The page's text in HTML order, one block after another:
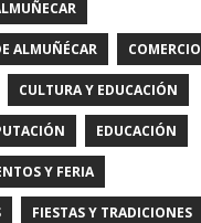
ALMUÑÉCAR COMERCIO
CULTURA Y EDUCACIÓN
EDUCACIÓN
Y FERIA
FIESTAS Y TRADICIONES